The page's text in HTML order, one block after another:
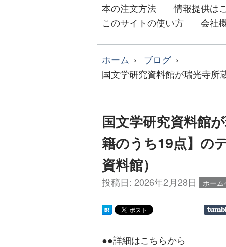
本の注文方法
情報提供は
このサイトの使い方
会社
ホーム
ブログ
国文学研究資料館が瑞光寺所
国文学研究資料館
籍のうち19点】の
資料館）
投稿日: 2026年2月28日 ホー
●●詳細はこちらから